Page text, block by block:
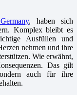
, haben sich
Komplex bleibt es
Ausfüllen und
nehmen und ihre
Wie erwähnt,
Das gilt
auch für ihre